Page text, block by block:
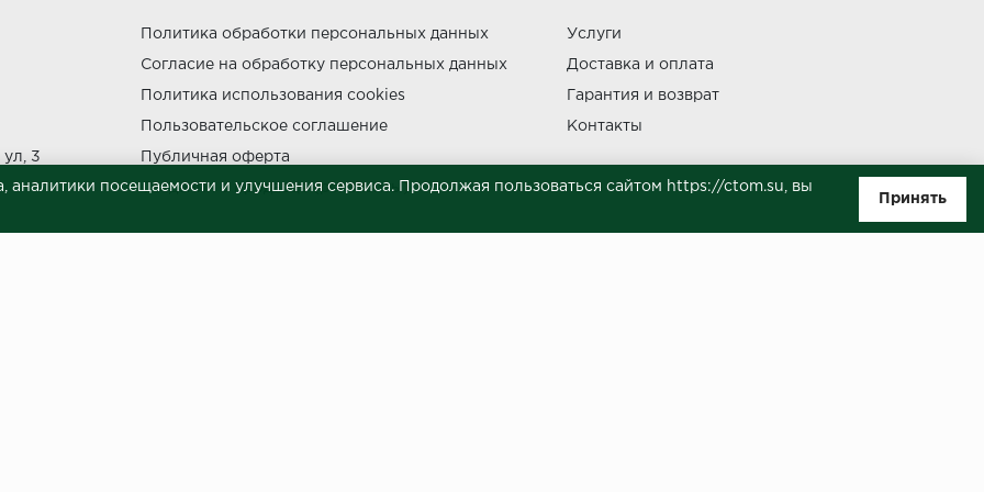
прямых солнечных лучей.
3
Политика обработки персональных данных
Согласие на обработку персональных данных
Политика использования cookies
Пользовательское соглашение
Публичная оферта
Сведения о продавце (реквизиты)
Услуги
Доставка и оплата
Гарантия и возврат
Контакты
посещаемости и улучшения сервиса. Продолжая пользоваться сайтом https://ctom.su, вы
Принять